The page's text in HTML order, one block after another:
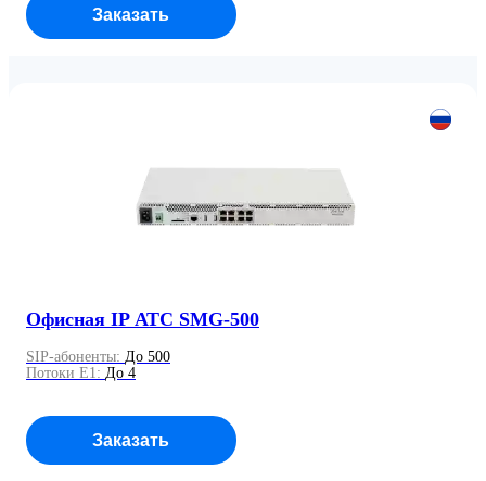
Заказать
Офисная IP АТС SMG-500
SIP-абоненты: До 500
Потоки E1: До 4
Заказать